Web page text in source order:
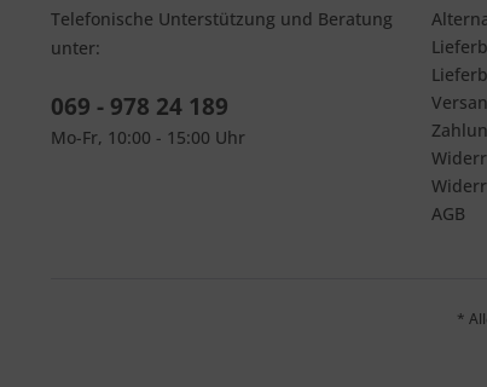
Telefonische Unterstützung und Beratung
unter:
069 - 978 24 189
Mo-Fr, 10:00 - 15:00 Uhr
AGB
*